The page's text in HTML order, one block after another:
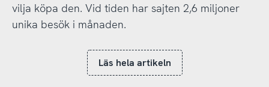
vilja köpa den. Vid tiden har sajten 2,6 miljoner
unika besök i månaden.
Läs hela artikeln